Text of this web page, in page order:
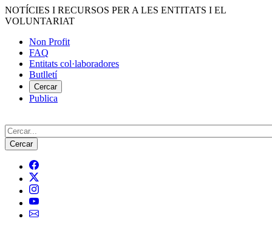
Vés
al
NOTÍCIES I RECURSOS PER A LES ENTITATS I EL
VOLUNTARIAT
Menú
del
compte
d'usuari
Non Profit
FAQ
Entitats col·laboradores
Butlletí
Cercar
Publica
Cerca